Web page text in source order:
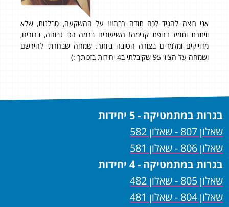
אני רוצה להגיד לכם תודה רבה!!! על ההשקעה, סבלנות, שלא
וויתרת ותמיד דחפת קדימה! השיעורים ברמה הכי גבוהה, ברורים,
מדוייקים ומלמדים בצורה הטובה ביותר. שמחה שבחרתי להירשם
ושמחה על הציון 95 שקיבלתי ב4 יחידות בזכותך :)
בגרות במתמטיקה - 5 יחידות
שאלון 807 - שאלון 582
שאלון 806 - שאלון 581
בגרות במתמטיקה - 4 יחידות
שאלון 805 - שאלון 482
שאלון 804 - שאלון 481